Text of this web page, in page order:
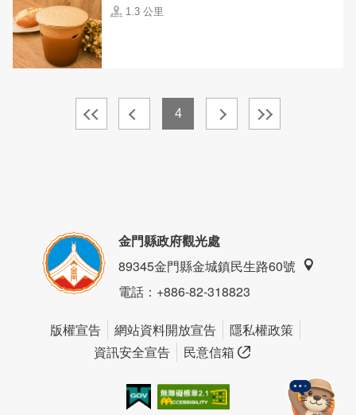
1.3 公里
4
金門縣政府觀光處
89345金門縣金城鎮民生路60號
電話：+886-82-318823
版權宣告 網站資料開放宣告
隱私權政策
資訊安全宣告
民意信箱